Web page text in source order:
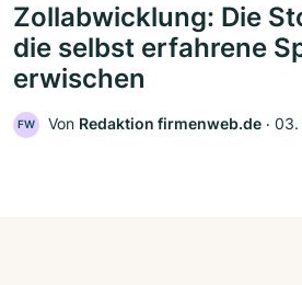
Zollabwicklung: Die
die selbst erfahrene
erwischen
FW Von Redaktion firmenweb.de ‧ 03.